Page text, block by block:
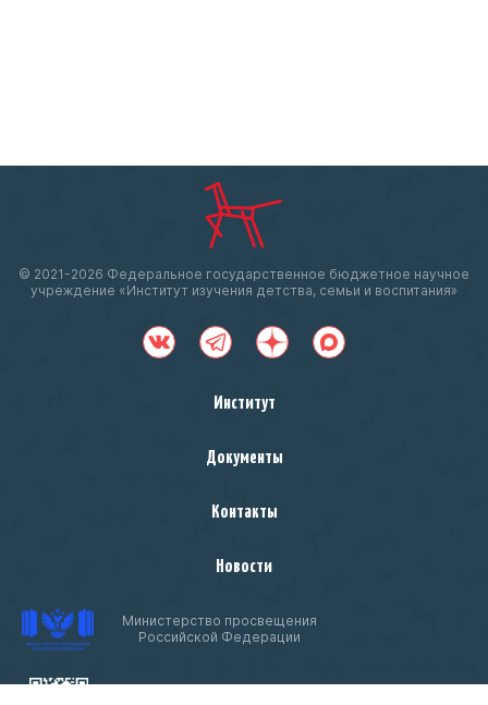
© 2021-2026 Федеральное государственное бюджетное научное
учреждение «Институт изучения детства, семьи и воспитания»
Институт
Документы
Контакты
Новости
Министерство просвещения
Российской Федерации